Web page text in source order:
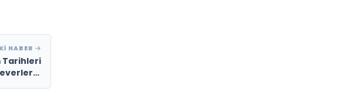
HABER
Tarihleri